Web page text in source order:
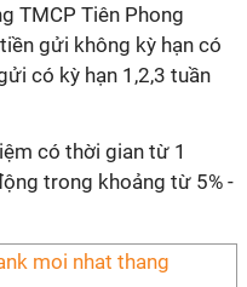
TMCP Tiên Phong
gửi không kỳ hạn có
có kỳ hạn 1,2,3 tuần
có thời gian từ 1
trong khoảng từ 5% -